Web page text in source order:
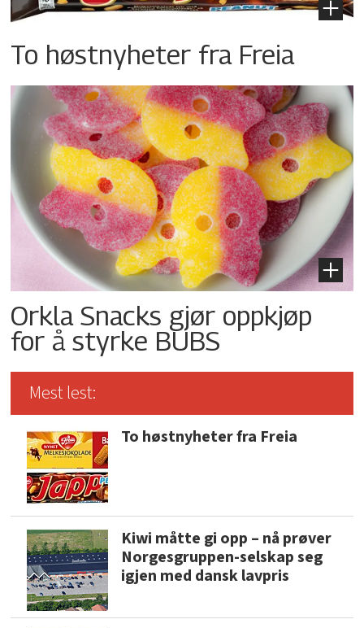
To høstnyheter fra Freia
Orkla Snacks gjør oppkjøp
for å styrke BUBS
Mest lest:
To høstnyheter fra Freia
Kiwi måtte gi opp – nå prøver
Norgesgruppen-selskap seg
igjen med dansk lavpris